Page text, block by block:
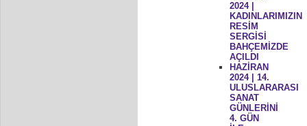
2024 |
KADINLARIMIZIN
RESİM
SERGİSİ
BAHÇEMİZDE
AÇILDI
HAZİRAN
2024 | 14.
ULUSLARARASI
SANAT
GÜNLERİNİ
4. GÜN